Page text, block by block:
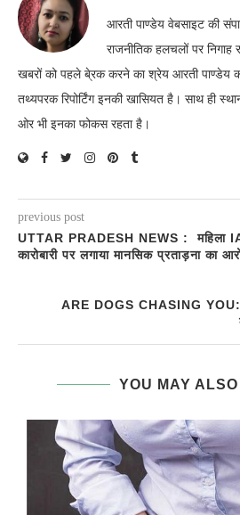
आरती पाण्डेय वेबसाइट की
राजनीतिक हलचलों पर
खबरों को पहले बे्रक करने का श्रेय आरती पाण्डेय
तथ्यपरक रिपोर्टिंग इनकी खासियत है। साथ ही
ओर भी इनका फोकस रहता है।
previous post
UTTAR PRADESH NEWS : महिला
कारोबारी पर लगाया मानसिक प्रताड़ना का
ARE DOGS CHASING YOU:
YOU MAY